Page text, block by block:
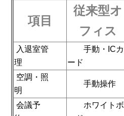
項目
従来型オ
フィス
入退室管
理
手動・ICカ
ード
空調・照
明
手動操作
会議予
ホワイトボ